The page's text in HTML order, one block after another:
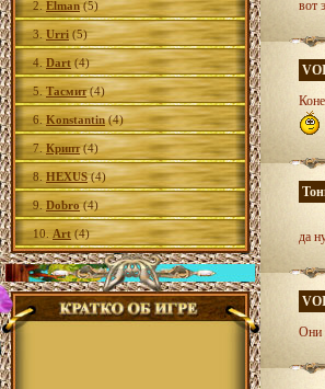
2. Elman(5)
3. Urri (5)
4. Dart (4)
5. Тасмит(4)
6. Konstantin(4)
7. Крипт(4)
8. HEXUS(4)
9. Dobro(4)
10. Art (4)
вот
да
Они